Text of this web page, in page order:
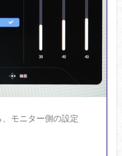
モニター側の設定